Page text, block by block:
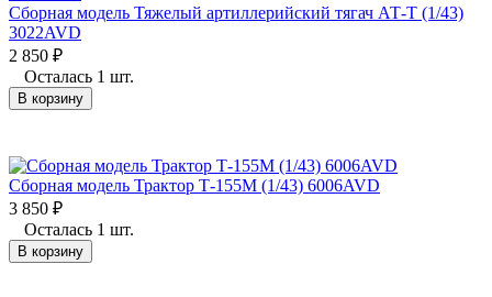
Сборная модель Тяжелый артиллерийский тягач АТ-Т (1/43)
3022AVD
2 850 ₽
Осталась 1 шт.
В корзину
Сборная модель Трактор Т-155М (1/43) 6006AVD
3 850 ₽
Осталась 1 шт.
В корзину